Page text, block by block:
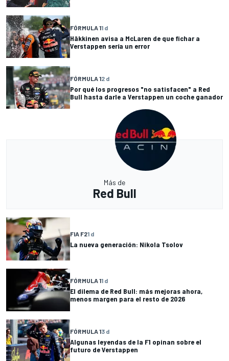
FÓRMULA 11 d
Häkkinen avisa a McLaren de que fichar a
Verstappen sería un error
FÓRMULA 12 d
Por qué los progresos "no satisfacen" a Red
Bull hasta darle a Verstappen un coche ganador
Más de
Red Bull
FIA F21 d
La nueva generación: Nikola Tsolov
FÓRMULA 11 d
El dilema de Red Bull: más mejoras ahora,
menos margen para el resto de 2026
FÓRMULA 13 d
Algunas leyendas de la F1 opinan sobre el
futuro de Verstappen